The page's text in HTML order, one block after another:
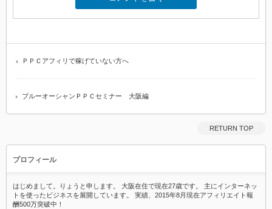
ＰＰＣアフィリで稼げていない方へ
ブルーオーシャンＰＰＣセミナー 大阪編
RETURN TOP
プロフィール
はじめまして。りょうと申します。 大阪在住で現在27歳です。 主にインターネッ
トを使ったビジネスを展開しています。 実績、2015年8月現在アフィリエイト報
酬500万突破中！